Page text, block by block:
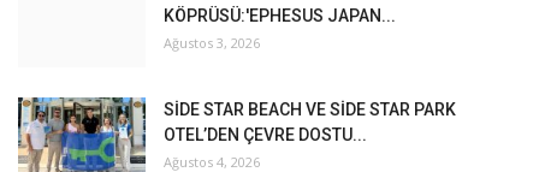
KÖPRÜSÜ:'EPHESUS JAPAN...
Ağustos 3, 2026
SİDE STAR BEACH VE SİDE STAR PARK
OTEL’DEN ÇEVRE DOSTU...
Ağustos 4, 2026